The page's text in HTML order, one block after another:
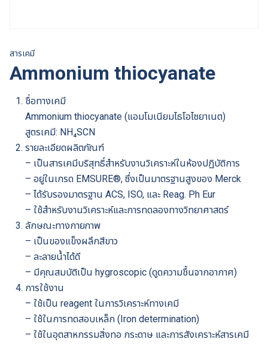
สารเคมี
Ammonium thiocyanate
ชื่อทางเคมี
Ammonium thiocyanate (แอมโมเนียมไธโอไซยาเนต)
สูตรเคมี: NH₄SCN
รายละเอียดผลิตภัณฑ์
– เป็นสารเคมีบริสุทธิ์สำหรับงานวิเคราะห์ในห้องปฏิบัติการ
– อยู่ในเกรด EMSURE®, ซึ่งเป็นมาตรฐานสูงของ Merck
– ได้รับรองมาตรฐาน ACS, ISO, และ Reag. Ph Eur
– ใช้สำหรับงานวิเคราะห์และการทดลองทางวิทยาศาสตร์
ลักษณะทางกายภาพ
– เป็นของแข็งผลึกสีขาว
– ละลายน้ำได้ดี
– มีคุณสมบัติเป็น hygroscopic (ดูดความชื้นจากอากาศ)
การใช้งาน
– ใช้เป็น reagent ในการวิเคราะห์ทางเคมี
– ใช้ในการทดสอบเหล็ก (Iron determination)
– ใช้ในอุตสาหกรรมสิ่งทอ กระดาษ และการสังเคราะห์สารเคมี